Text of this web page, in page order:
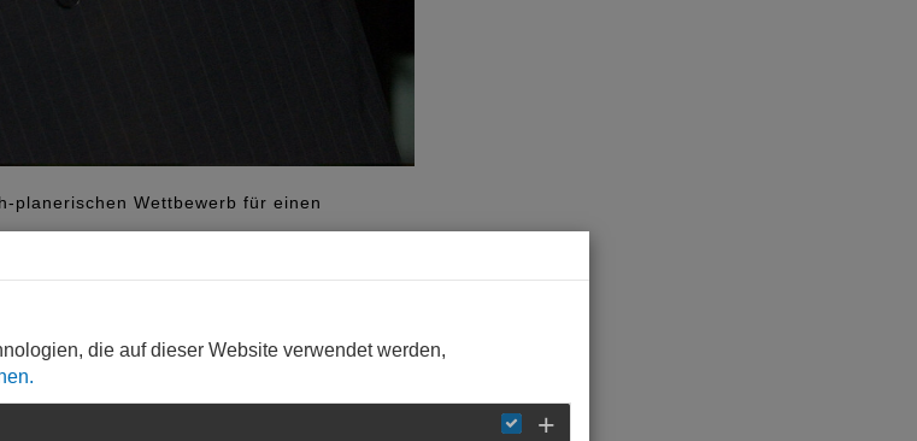
planerischen Wettbewerb für einen
+ 3
die auf dieser Website verwendet werden,